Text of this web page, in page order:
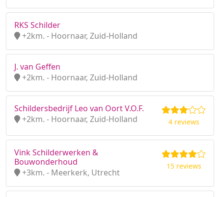
RKS Schilder
+2km. - Hoornaar, Zuid-Holland
J. van Geffen
+2km. - Hoornaar, Zuid-Holland
Schildersbedrijf Leo van Oort V.O.F.
+2km. - Hoornaar, Zuid-Holland
4 reviews
Vink Schilderwerken &
Bouwonderhoud
+3km. - Meerkerk, Utrecht
15 reviews